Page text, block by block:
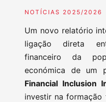
NOTÍCIAS 2025/2026
Um novo relatório
ligação direta
financeiro da
económica de um
Financial Inclusion
investir na formação